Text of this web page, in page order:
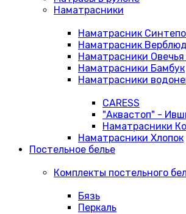
Наматрасники
Наматрасник
Наматрасник Верблюд
Наматрасники
Наматрасники Бамбук
Наматрасники
CARESS
"Аквастоп" -
Наматрасники
Наматрасники Хлопок
Постельное белье
Комплекты постельного
Бязь
Перкаль